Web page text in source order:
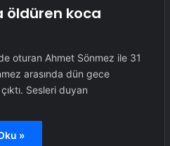
öldüren koca
oturan Ahmet Sönmez ile 31
arasında dün gece
Sesleri duyan
»